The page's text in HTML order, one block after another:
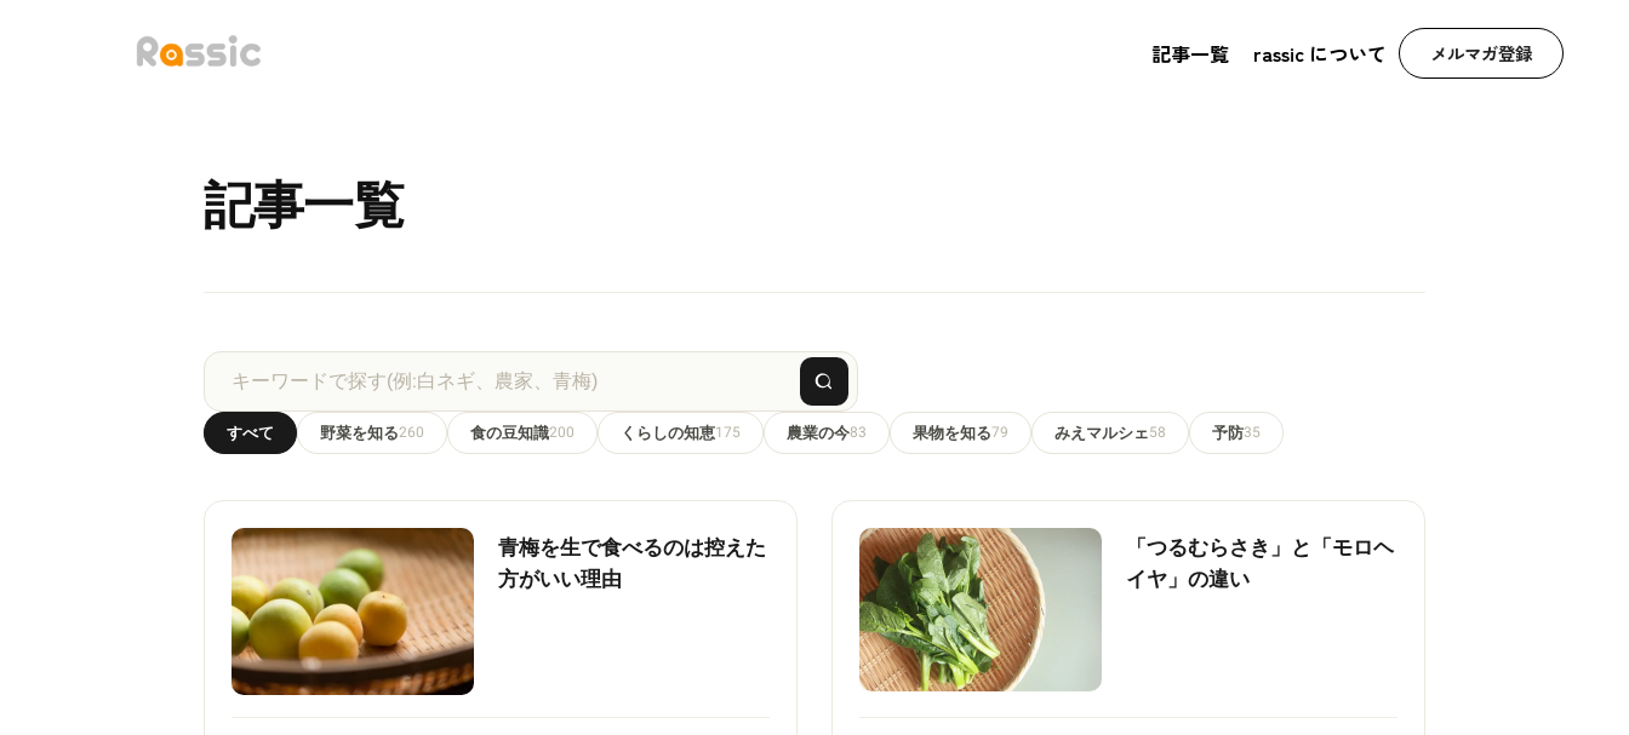
記事一覧 rassic について メルマガ登録
記事一覧
すべて 野菜を知る260 食の豆知識200 くらしの知恵175 農業の今83 果物を知る79 みえマルシェ58 予防35
青梅を生で食べるのは控えた
方がいい理由
「つるむらさき」と「モロヘ
イヤ」の違い